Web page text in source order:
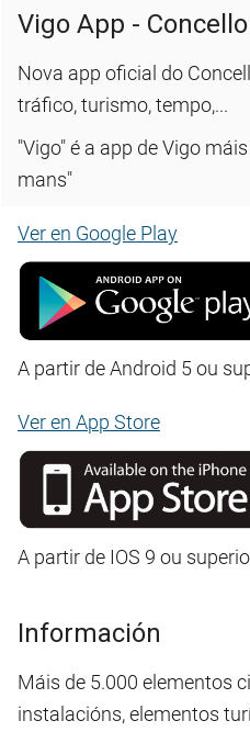
Vigo App -
Nova app oficial do
tráfico, turismo, tempo,...
"Vigo" é a app de Vigo
mans"
Ver en Google Play
A partir de Android 5 ou
Ver en App Store
A partir de IOS 9 ou
Información
Máis de 5.000 elementos
instalacións, elementos